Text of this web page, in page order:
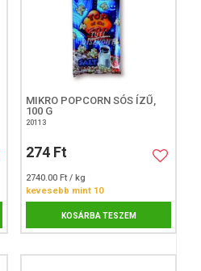
MIKRO POPCORN SÓS ÍZŰ,
100 G
20113
274 Ft
2740.00 Ft / kg
kevesebb mint 10
KOSÁRBA TESZEM